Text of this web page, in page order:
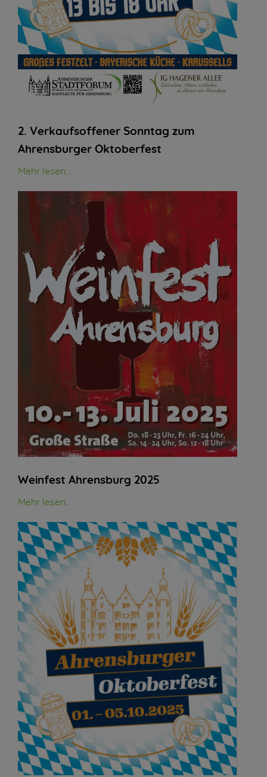
2. Verkaufsoffener Sonntag zum
Ahrensburger Oktoberfest
Mehr lesen...
Weinfest Ahrensburg 2025
Mehr lesen...